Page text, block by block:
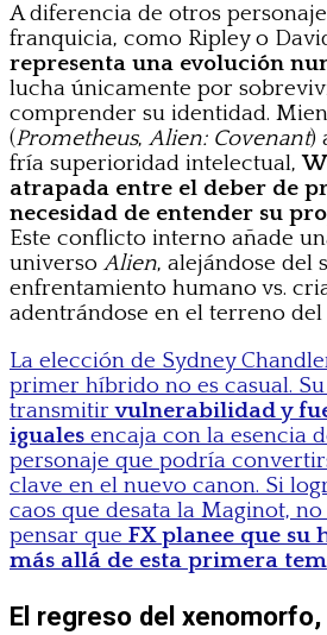
A diferencia de otros
franquicia, como Ripley o
representa una evolución
lucha únicamente por
comprender su identidad.
(Prometheus,Alien: Covenant)
fría superioridad intelectual,
atrapada entre el deber de
necesidad de entender su
Este conflicto interno añade
universoAlien, alejándose del
enfrentamiento humano vs.
adentrándose en el terreno
La elección de Sydney
primer híbrido no es casual.
transmitirvulnerabilidad y
iguales encaja con la esencia
personaje que podría
clave en el nuevo canon. Si
caos que desata la Maginot,
pensar que FX planee que su
más allá de esta primera
El regreso del